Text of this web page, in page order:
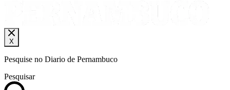
X
Pesquise no Diario de Pernambuco
Pesquisar